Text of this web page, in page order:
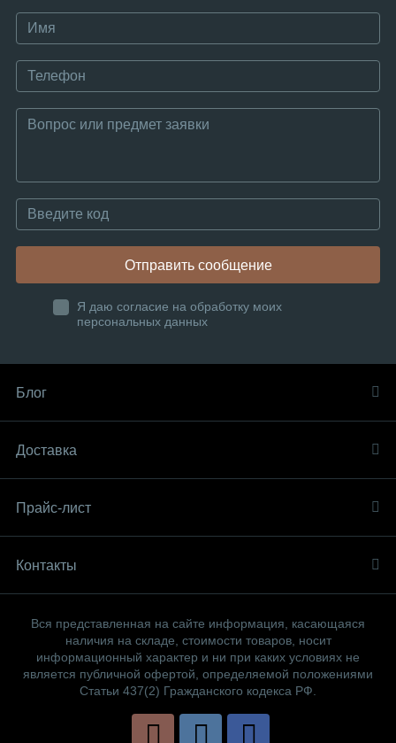
Отправить сообщение
Я даю согласие на обработку моих
персональных данных
Блог
Доставка
Прайс-лист
Контакты
Вся представленная на сайте информация, касающаяся
наличия на складе, стоимости товаров, носит
информационный характер и ни при каких условиях не
является публичной офертой, определяемой положениями
Статьи 437(2) Гражданского кодекса РФ.